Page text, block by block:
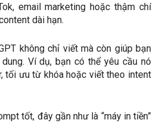
email marketing hoặc thậm chí
dài hạn.
không chỉ viết mà còn giúp bạn
Ví dụ, bạn có thể yêu cầu nó
tối ưu từ khóa hoặc viết theo intent
tốt, đây gần như là “máy in tiền”